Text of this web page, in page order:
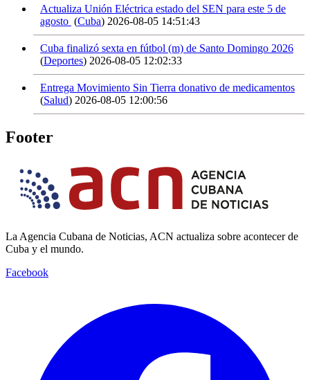
Actualiza Unión Eléctrica estado del SEN para este 5 de
agosto (Cuba) 2026-08-05 14:51:43
Cuba finalizó sexta en fútbol (m) de Santo Domingo 2026
(Deportes) 2026-08-05 12:02:33
Entrega Movimiento Sin Tierra donativo de medicamentos
(Salud) 2026-08-05 12:00:56
Footer
La Agencia Cubana de Noticias, ACN actualiza sobre acontecer de
Cuba y el mundo.
Facebook